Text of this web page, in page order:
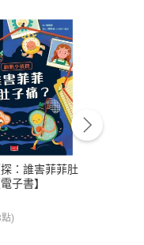
12:00、
日休息)
：誰害菲菲肚
子書】
點)